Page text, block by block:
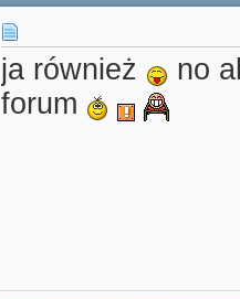
ja również
no
forum